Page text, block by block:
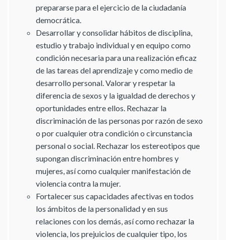
prepararse para el ejercicio de la ciudadanía
democrática.
Desarrollar y consolidar hábitos de disciplina,
estudio y trabajo individual y en equipo como
condición necesaria para una realización eficaz
de las tareas del aprendizaje y como medio de
desarrollo personal. Valorar y respetar la
diferencia de sexos y la igualdad de derechos y
oportunidades entre ellos. Rechazar la
discriminación de las personas por razón de sexo
o por cualquier otra condición o circunstancia
personal o social. Rechazar los estereotipos que
supongan discriminación entre hombres y
mujeres, así como cualquier manifestación de
violencia contra la mujer.
Fortalecer sus capacidades afectivas en todos
los ámbitos de la personalidad y en sus
relaciones con los demás, así como rechazar la
violencia, los prejuicios de cualquier tipo, los